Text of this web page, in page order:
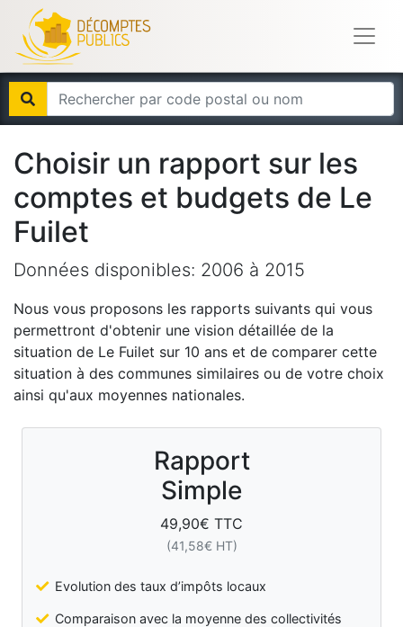
Choisir un rapport sur les
comptes et budgets de Le
Fuilet
Données disponibles: 2006 à 2015
Nous vous proposons les rapports suivants qui vous
permettront d'obtenir une vision détaillée de la
situation de Le Fuilet sur 10 ans et de comparer cette
situation à des communes similaires ou de votre choix
ainsi qu'aux moyennes nationales.
Rapport
Simple
49,90€ TTC
(41,58€ HT)
Evolution des taux d’impôts locaux
Comparaison avec la moyenne des collectivités